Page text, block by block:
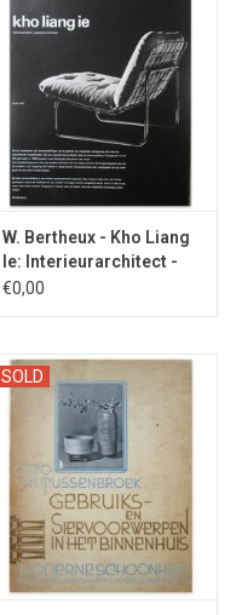
W. Bertheux - Kho Liang
Ie: Interieurarchitect -
1971
€0,00
SOLD